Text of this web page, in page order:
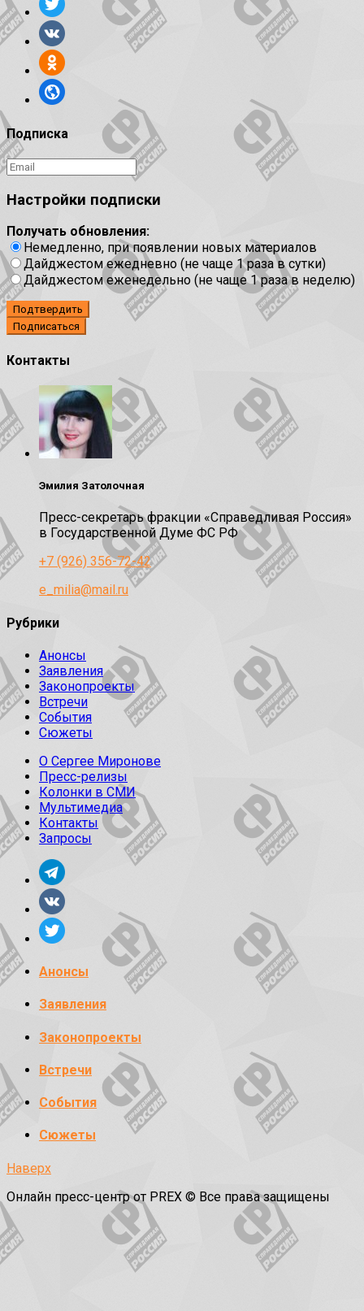
Подписка
Настройки подписки
Получать обновления:
Немедленно, при появлении новых материалов
Дайджестом ежедневно (не чаще 1 раза в сутки)
Дайджестом еженедельно (не чаще 1 раза в неделю)
Подтвердить
Контакты
Эмилия Затолочная
Пресс-секретарь фракции «Справедливая Россия»
в Государственной Думе ФС РФ
+7 (926) 356-72-42
e_milia@mail.ru
Рубрики
Анонсы
Заявления
Законопроекты
Встречи
События
Сюжеты
О Сергее Миронове
Пресс-релизы
Колонки в СМИ
Мультимедиа
Контакты
Запросы
Анонсы
Заявления
Законопроекты
Встречи
События
Сюжеты
Наверх
Онлайн пресс-центр от PREX © Все права защищены